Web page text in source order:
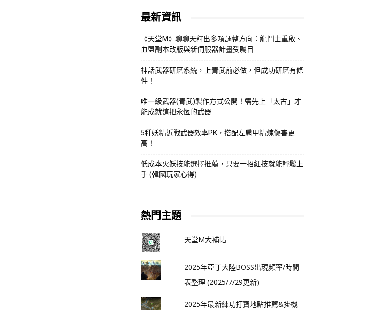
最新資訊
《天堂M》聊聊天釋出多項調整方向：龍鬥士重啟、
血盟副本改版與新伺服器計畫受矚目
神話武器研磨系統，上青武前必做，但成功研磨有條
件！
唯一級武器(青武)製作方式公開！需先上「太古」才
能成就這把永恆的武器
5種妖精近戰武器效率PK，搭配左肩甲精煉傷害更
高！
低成本火妖技能選擇推薦，只要一招紅技就能輕鬆上
手 (韓國玩家心得)
熱門主題
天堂M大補帖
2025年亞丁大陸BOSS出現頻率/時間
表整理 (2025/7/29更新)
2025年最新練功打寶地點推薦&掛機